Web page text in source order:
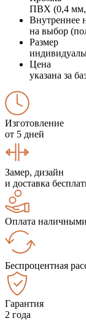
ПВХ (0,4
Внутреннее
на выбор
Размер
Цена
указана за
Изготовление
от 5 дней
Замер, дизайн
и доставка
Оплата
Беспроцентная
Гарантия
2 года